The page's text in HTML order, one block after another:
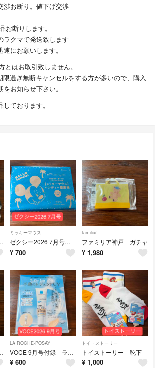
渉お断り。値下げ交渉
お断りします。
ラクマで発送致します
にお願いします。
とはお取引致しません。
過ぎ無断キャンセルをする方が多いので、購入
お知らせ下さい。
ております。
ナ サンリオ
ミッキーマウス
ゼクシー2026 7月号付録 扇風機
¥ 700
familiar
ファミリア神戸 ガチャ
¥ 1,980
ガチャ
LA ROCHE-POSAY
VOCE 9月号付録 ラ ロッシュ ポゼ
¥ 600
トイ・ストーリー
トイストーリー 靴下
¥ 1,000